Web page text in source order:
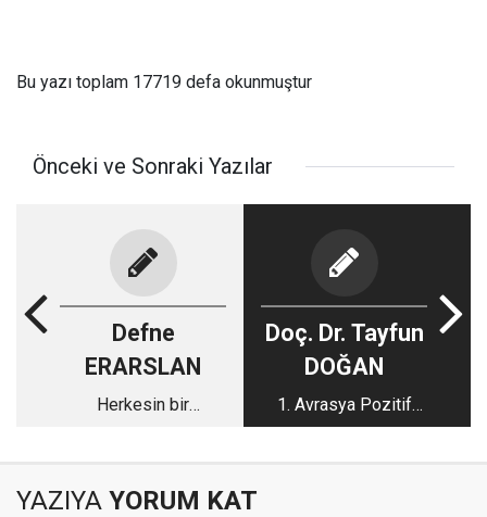
Bu yazı toplam 17719 defa okunmuştur
Önceki ve Sonraki Yazılar
Defne
ERARSLAN
Herkesin bir
Doç. Dr. Tayfun
DOĞAN
1. Avrasya Pozitif
Psikoloji Kongresi
YAZIYA YORUM KAT